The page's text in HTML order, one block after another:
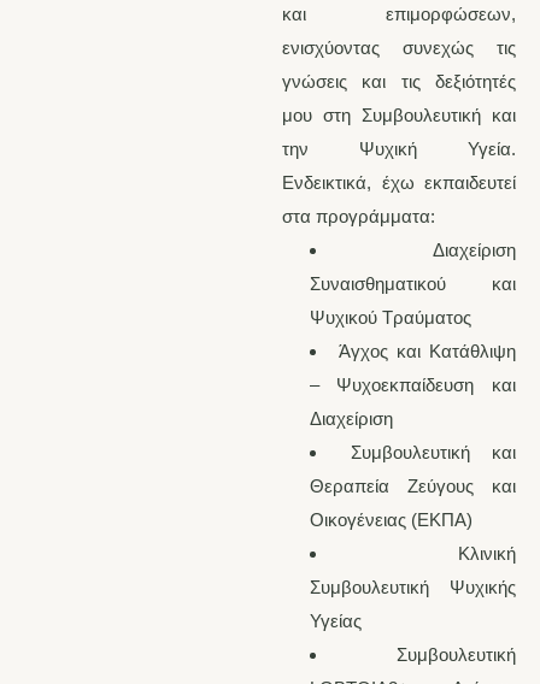
και επιμορφώσεων,
ενισχύοντας συνεχώς τις
γνώσεις και τις δεξιότητές
μου στη Συμβουλευτική και
την Ψυχική Υγεία.
Ενδεικτικά, έχω εκπαιδευτεί
στα προγράμματα:
Διαχείριση
Συναισθηματικού και
Ψυχικού Τραύματος
Άγχος και Κατάθλιψη
– Ψυχοεκπαίδευση και
Διαχείριση
Συμβουλευτική και
Θεραπεία Ζεύγους και
Οικογένειας (ΕΚΠΑ)
Κλινική
Συμβουλευτική Ψυχικής
Υγείας
Συμβουλευτική